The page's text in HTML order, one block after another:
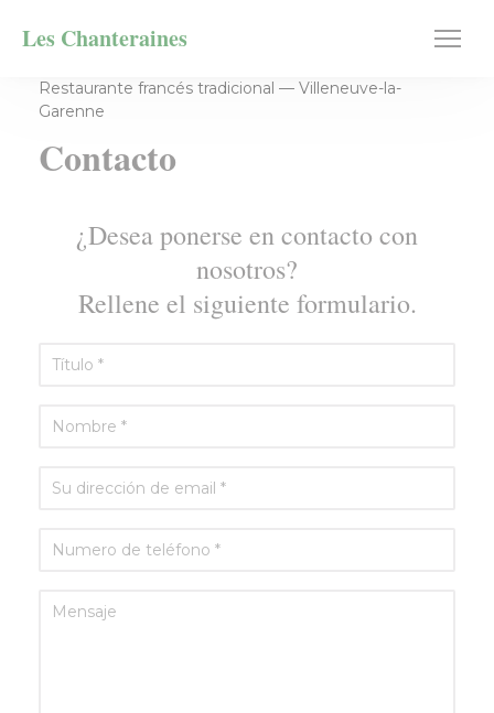
Les Chanteraines
Restaurante francés tradicional — Villeneuve-la-
Garenne
Contacto
¿Desea ponerse en contacto con
nosotros?
Rellene el siguiente formulario.